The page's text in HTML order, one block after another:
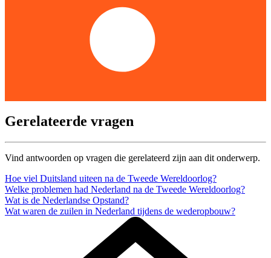
Gerelateerde vragen
Vind antwoorden op vragen die gerelateerd zijn aan dit onderwerp.
Hoe viel Duitsland uiteen na de Tweede Wereldoorlog?
Welke problemen had Nederland na de Tweede Wereldoorlog?
Wat is de Nederlandse Opstand?
Wat waren de zuilen in Nederland tijdens de wederopbouw?